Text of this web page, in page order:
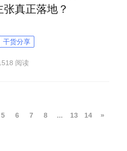
真正落地？
干货分享
阅读
5 6 7 8 ... 13 14 »